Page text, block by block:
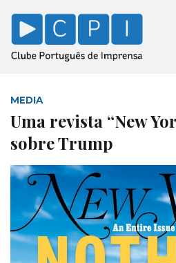
MEDIA
Uma revista “New
sobre Trump